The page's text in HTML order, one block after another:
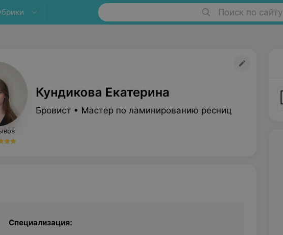
Поиск по сайту
Кундикова Екатерина
Бровист • Мастер по ламинированию ресниц
Специализация: